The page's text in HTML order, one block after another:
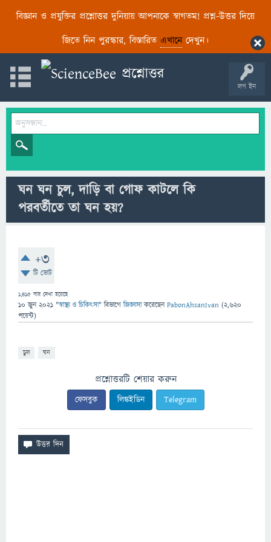
বিজ্ঞান ও প্রযুক্তির প্রশ্নোত্তর দুনিয়ায় আপনাকে স্বাগতম! প্রশ্ন-উত্তর দিয়ে
জিতে নিন পুরস্কার, বিস্তারিত এখানেদেখুন।
লগ ইন
ঘন ঘন চুল, দাড়ি বা গোফ কাটলে কি
পরবর্তীতে তা ঘন হয়?
+3
টি ভোট
1,415 বার দেখা হয়েছে
10 জুন 2021 "স্বাস্থ্য ও চিকিৎসা" বিভাগে জিজ্ঞাসাকরেছেনPabonAhsanIvan (2,620
পয়েন্ট)
চুল ঘন
প্রশ্নোত্তরটি শেয়ার করুন
ফেসবুক লিঙ্কইডিন Telegram